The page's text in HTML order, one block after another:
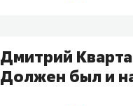
Дмитрий
Должен был и